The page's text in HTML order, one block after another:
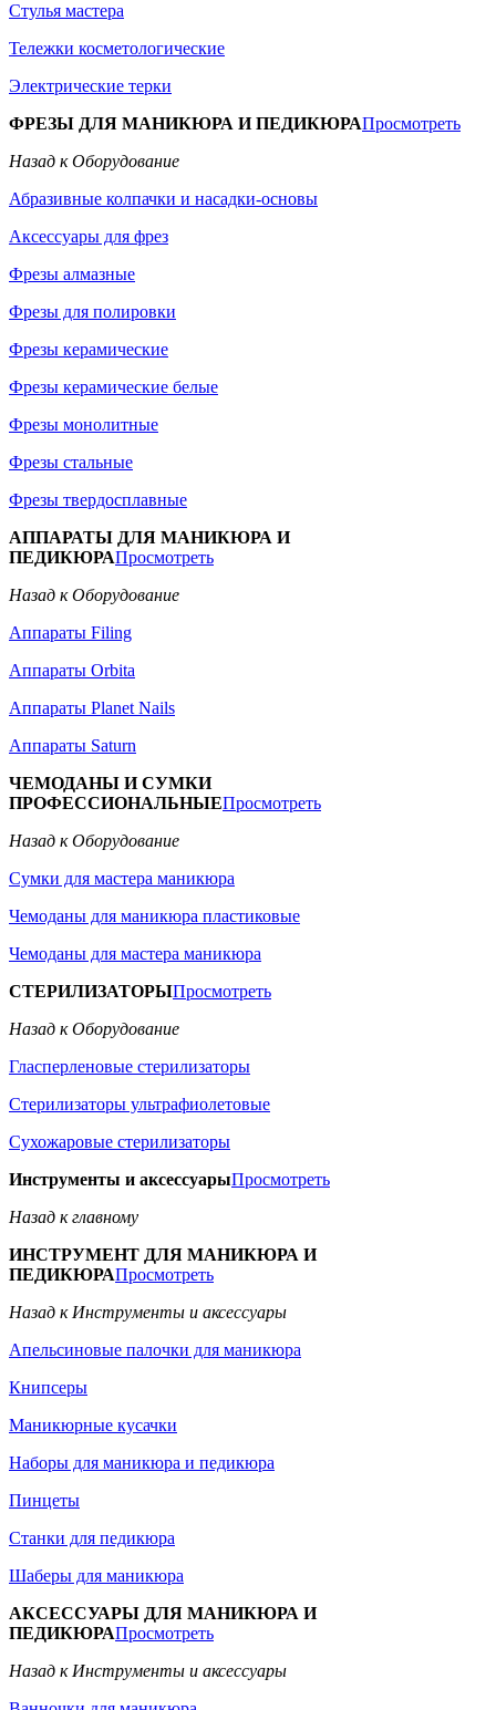
Стулья мастера
Тележки косметологические
Электрические терки
ФРЕЗЫ ДЛЯ МАНИКЮРА И ПЕДИКЮРАПросмотреть
Назад к Оборудование
Абразивные колпачки и насадки-основы
Аксессуары для фрез
Фрезы алмазные
Фрезы для полировки
Фрезы керамические
Фрезы керамические белые
Фрезы монолитные
Фрезы стальные
Фрезы твердосплавные
АППАРАТЫ ДЛЯ МАНИКЮРА И
ПЕДИКЮРАПросмотреть
Назад к Оборудование
Аппараты Filing
Аппараты Orbita
Аппараты Planet Nails
Аппараты Saturn
ЧЕМОДАНЫ И СУМКИ
ПРОФЕССИОНАЛЬНЫЕПросмотреть
Назад к Оборудование
Сумки для мастера маникюра
Чемоданы для маникюра пластиковые
Чемоданы для мастера маникюра
СТЕРИЛИЗАТОРЫПросмотреть
Назад к Оборудование
Гласперленовые стерилизаторы
Стерилизаторы ультрафиолетовые
Сухожаровые стерилизаторы
Инструменты и аксессуарыПросмотреть
Назад к главному
ИНСТРУМЕНТ ДЛЯ МАНИКЮРА И
ПЕДИКЮРАПросмотреть
Назад к Инструменты и аксессуары
Апельсиновые палочки для маникюра
Книпсеры
Маникюрные кусачки
Наборы для маникюра и педикюра
Пинцеты
Станки для педикюра
Шаберы для маникюра
АКСЕССУАРЫ ДЛЯ МАНИКЮРА И
ПЕДИКЮРАПросмотреть
Назад к Инструменты и аксессуары